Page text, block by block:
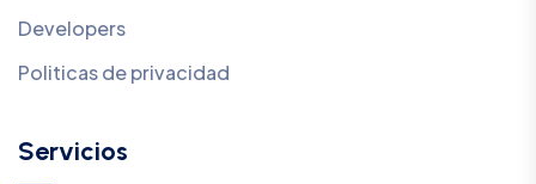
Developers
Politicas de privacidad
Servicios